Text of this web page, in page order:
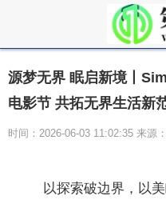
源梦无界 眠启新境丨
电影节 共拓无界生活新
时间：2026-06-03 11:02:35 来源
以探索破边界，以